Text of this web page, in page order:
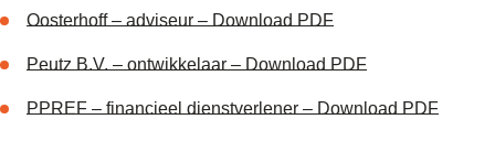
Oosterhoff – adviseur – Download PDF
Peutz B.V. – ontwikkelaar – Download PDF
PPREF – financieel dienstverlener – Download PDF